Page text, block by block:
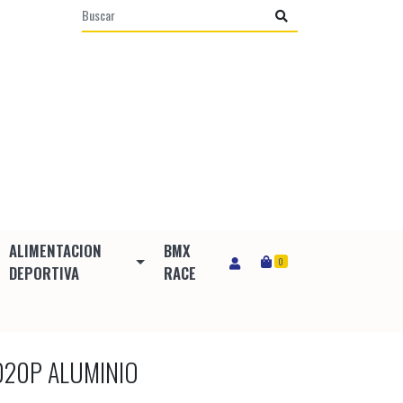
ALIMENTACION
DEPORTIVA
BMX
RACE
0
ALUMINIO